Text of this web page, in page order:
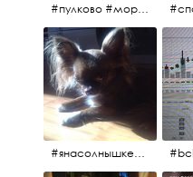
#пулково #море #песок #лето #морепесоксолнце #дваночи
#янасолнышкележу #янасолнышкогляжу #чихуахуа